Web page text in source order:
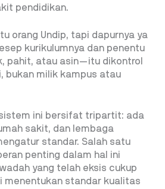
pendidikan.
orang Undip, tapi dapurnya ya
kurikulumnya dan penentu
pahit, atau asin—itu dikontrol
bukan milik kampus atau
ini bersifat tripartit: ada
sakit, dan lembaga
standar. Salah satu
penting dalam hal ini
yang telah eksis cukup
menentukan standar kualitas